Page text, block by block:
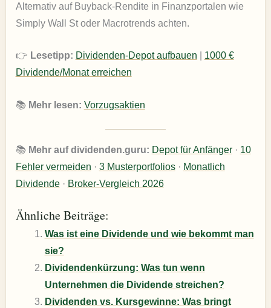
Alternativ auf Buyback-Rendite in Finanzportalen wie
Simply Wall St oder Macrotrends achten.
👉 Lesetipp: Dividenden-Depot aufbauen
1000 €
Dividende/Monat erreichen
📚 Mehr lesen: Vorzugsaktien
📚 Mehr auf dividenden.guru: Depot für Anfänger· 10
Fehler vermeiden · 3 Musterportfolios· Monatlich
Dividende· Broker-Vergleich 2026
Ähnliche Beiträge:
Was ist eine Dividende und wie bekommt man
sie?
Dividendenkürzung: Was tun wenn
Unternehmen die Dividende streichen?
Dividenden vs. Kursgewinne: Was bringt